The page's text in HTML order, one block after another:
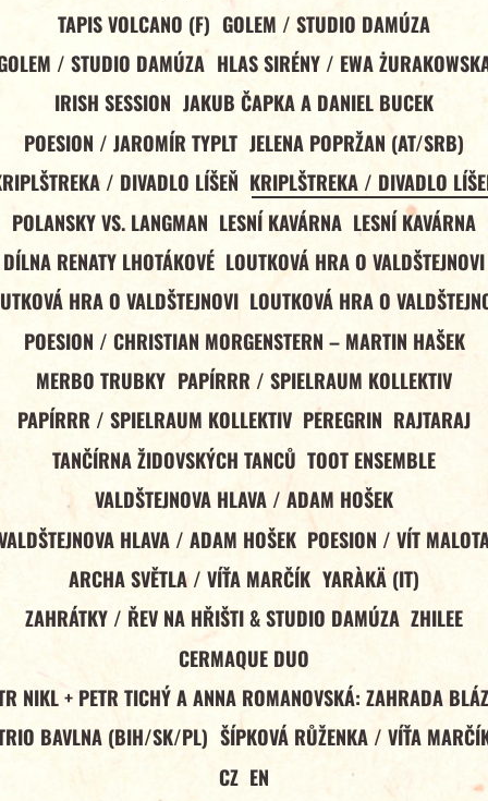
TAPIS VOLCANO (F) GOLEM / STUDIO DAMÚZA
/ STUDIO DAMÚZA HLAS SIRÉNY / EWA
IRISH SESSION JAKUB ČAPKA A DANIEL BUCEK
POESION / JAROMÍR TYPLT JELENA POPRŽAN (AT/SRB)
/ DIVADLO LÍŠEŇ KRIPLŠTREKA / DIVADLO
POLANSKY VS. LANGMAN LESNÍ KAVÁRNA LESNÍ KAVÁRNA
DÍLNA RENATY LHOTÁKOVÉ LOUTKOVÁ HRA O VALDŠTEJNOVI
HRA O VALDŠTEJNOVI LOUTKOVÁ HRA O
POESION / CHRISTIAN MORGENSTERN – MARTIN HAŠEK
MERBO TRUBKY PAPÍRRR / SPIELRAUM KOLLEKTIV
PAPÍRRR / SPIELRAUM KOLLEKTIV PEREGRIN RAJTARAJ
TANČÍRNA ŽIDOVSKÝCH TANCŮ TOOT ENSEMBLE
VALDŠTEJNOVA HLAVA / ADAM HOŠEK
HLAVA / ADAM HOŠEK POESION / VÍT
ARCHA SVĚTLA / VÍŤA MARČÍK YARÀKÄ (IT)
ZAHRÁTKY / ŘEV NA HŘIŠTI & STUDIO DAMÚZA ZHILEE
CERMAQUE DUO
NIKL + PETR TICHÝ A ANNA ROMANOVSKÁ: ZAHRADA
BAVLNA (BIH/SK/PL) ŠÍPKOVÁ RŮŽENKA / VÍŤA
CZ EN